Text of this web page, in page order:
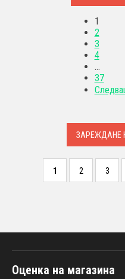
1
2
3
4
…
37
ЗАРЕЖДАНЕ
1 2 3
Оценка на магазина